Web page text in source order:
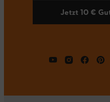
Jetzt 10 €